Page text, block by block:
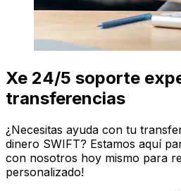
Xe 24/5 soporte
transferencias
¿Necesitas ayuda con tu
dinero SWIFT? Estamos aquí
con nosotros hoy mismo para
personalizado!